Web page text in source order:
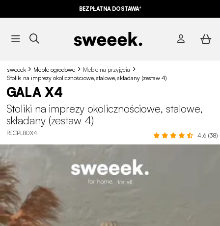
BEZPŁATNA DOSTAWA*
sweeek Meble ogrodowe
Meble na przyjęcia
Stoliki na imprezy okolicznościowe, stalowe, składany (zestaw 4)
GALA X4
Stoliki na imprezy okolicznościowe, stalowe,
składany (zestaw 4)
RECPL80X4 4.6 (38)